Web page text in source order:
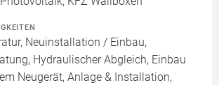
Neuinstallation / Einbau,
Hydraulischer Abgleich, Einbau
Neugerät, Anlage & Installation,